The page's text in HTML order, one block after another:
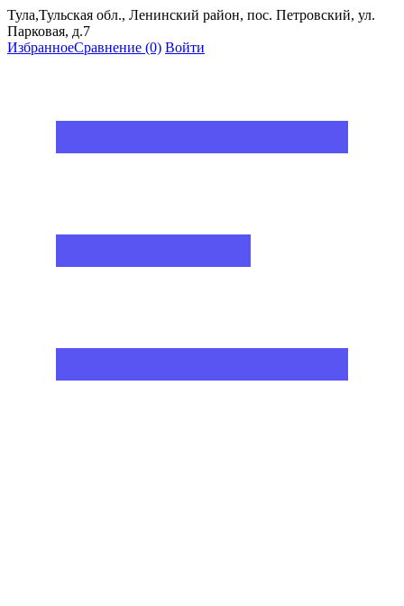
Тула,Тульская обл., Ленинский район, пос. Петровский, ул.
Парковая, д.7
ИзбранноеСравнение (0) Войти